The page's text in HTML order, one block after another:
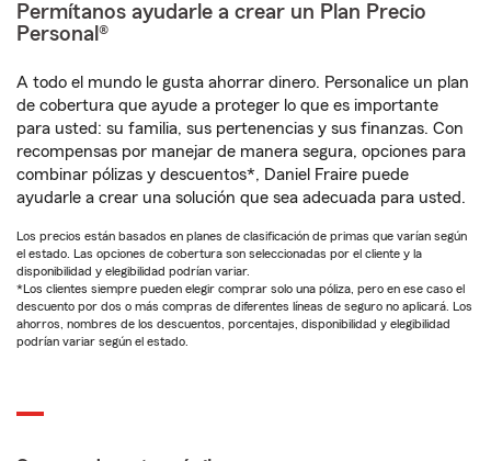
Permítanos ayudarle a crear un Plan Precio
Personal®
A todo el mundo le gusta ahorrar dinero. Personalice un plan
de cobertura que ayude a proteger lo que es importante
para usted: su familia, sus pertenencias y sus finanzas. Con
recompensas por manejar de manera segura, opciones para
combinar pólizas y descuentos*, Daniel Fraire puede
ayudarle a crear una solución que sea adecuada para usted.
Los precios están basados en planes de clasificación de primas que varían según
el estado. Las opciones de cobertura son seleccionadas por el cliente y la
disponibilidad y elegibilidad podrían variar.
*Los clientes siempre pueden elegir comprar solo una póliza, pero en ese caso el
descuento por dos o más compras de diferentes líneas de seguro no aplicará. Los
ahorros, nombres de los descuentos, porcentajes, disponibilidad y elegibilidad
podrían variar según el estado.